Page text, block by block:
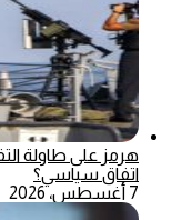
هرمز على طاولة
اتفاق سياسي؟
7 أغسطس، 2026